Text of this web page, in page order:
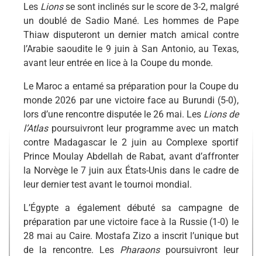
Les Lionsse sont inclinés sur le score de 3-2, malgré
un doublé de Sadio Mané. Les hommes de Pape
Thiaw disputeront un dernier match amical contre
l’Arabie saoudite le 9 juin à San Antonio, au Texas,
avant leur entrée en lice à la Coupe du monde.
Le Maroc a entamé sa préparation pour la Coupe du
monde 2026 par une victoire face au Burundi (5-0),
lors d’une rencontre disputée le 26 mai. Les Lions de
l’Atlaspoursuivront leur programme avec un match
contre Madagascar le 2 juin au Complexe sportif
Prince Moulay Abdellah de Rabat, avant d’affronter
la Norvège le 7 juin aux États-Unis dans le cadre de
leur dernier test avant le tournoi mondial.
L’Égypte a également débuté sa campagne de
préparation par une victoire face à la Russie (1-0) le
28 mai au Caire. Mostafa Zizo a inscrit l’unique but
de la rencontre. Les Pharaonspoursuivront leur